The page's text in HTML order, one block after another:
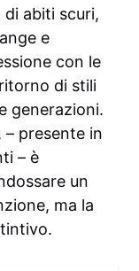
di abiti scuri,
e
con le
di stili
generazioni.
presente in
– è
un
ma la